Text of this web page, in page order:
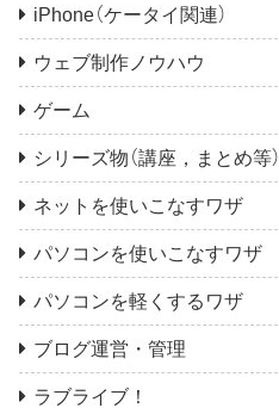
iPhone（ケータイ関連）
ウェブ制作ノウハウ
ゲーム
シリーズ物（講座，まとめ等）
ネットを使いこなすワザ
パソコンを使いこなすワザ
パソコンを軽くするワザ
ブログ運営・管理
ラブライブ！